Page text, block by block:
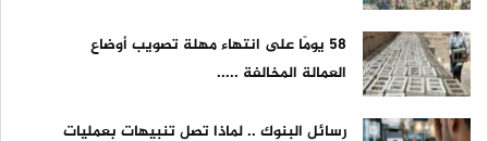
58 يومًا على انتهاء مهلة تصويب أوضاع
العمالة المخالفة .....
رسائل البنوك .. لماذا تصل تنبيهات بعمليات